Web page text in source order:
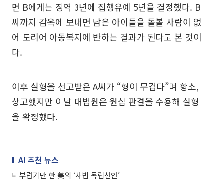
면 B에게는 징역 3년에 집행유예 5년을 결정했다. B
씨까지 감옥에 보내면 남은 아이들을 돌볼 사람이 없
어 도리어 아동복지에 반하는 결과가 된다고 본 것이
다.
이후 실형을 선고받은 A씨가 “형이 무겁다”며 항소,
상고했지만 이날 대법원은 원심 판결을 수용해 실형
을 확정했다.
AI 추천 뉴스
부럽기만 한 美의 ‘사법 독립선언’